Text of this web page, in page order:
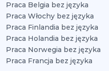
Praca Belgia bez języka
Praca Włochy bez języka
Praca Finlandia bez języka
Praca Holandia bez języka
Praca Norwegia bez języka
Praca Francja bez języka